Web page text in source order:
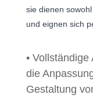
sie dienen
und eignen sich
•
die
Gestaltung